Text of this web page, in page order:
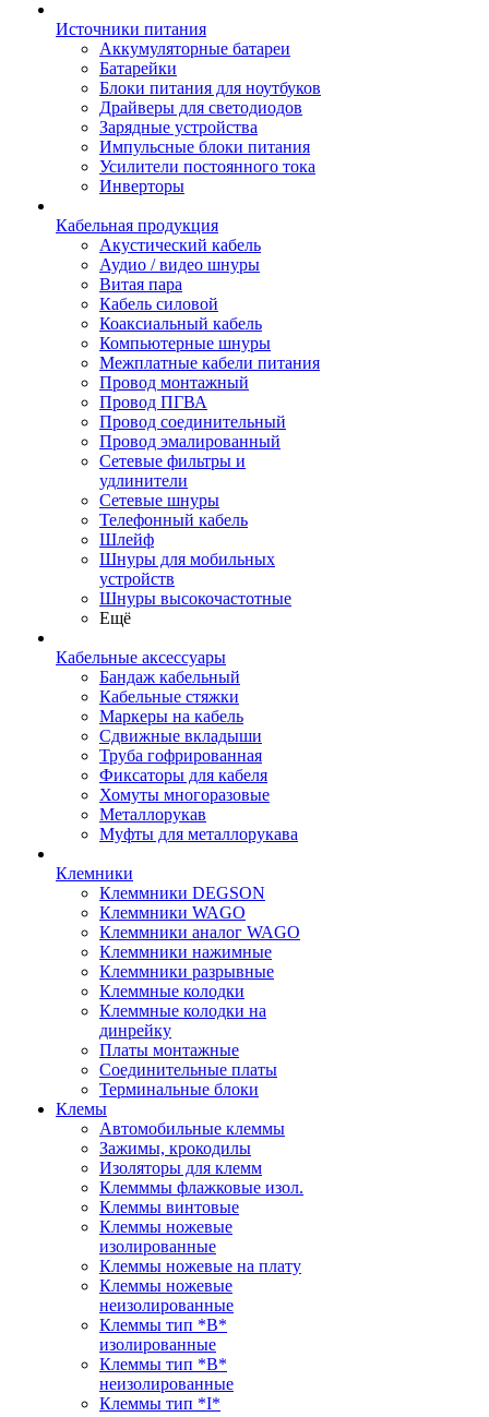
Источники питания
Аккумуляторные батареи
Батарейки
Блоки питания для ноутбуков
Драйверы для светодиодов
Зарядные устройства
Импульсные блоки питания
Усилители постоянного тока
Инверторы
Кабельная продукция
Акустический кабель
Аудио / видео шнуры
Витая пара
Кабель силовой
Коаксиальный кабель
Компьютерные шнуры
Межплатные кабели питания
Провод монтажный
Провод ПГВА
Провод соединительный
Провод эмалированный
Сетевые фильтры и
удлинители
Сетевые шнуры
Телефонный кабель
Шлейф
Шнуры для мобильных
устройств
Шнуры высокочастотные
Ещё
Кабельные аксессуары
Бандаж кабельный
Кабельные стяжки
Маркеры на кабель
Сдвижные вкладыши
Труба гофрированная
Фиксаторы для кабеля
Хомуты многоразовые
Металлорукав
Муфты для металлорукава
Клемники
Клеммники DEGSON
Клеммники WAGO
Клеммники аналог WAGO
Клеммники нажимные
Клеммники разрывные
Клеммные колодки
Клеммные колодки на
динрейку
Платы монтажные
Соединительные платы
Терминальные блоки
Клемы
Автомобильные клеммы
Зажимы, крокодилы
Изоляторы для клемм
Клемммы флажковые изол.
Клеммы винтовые
Клеммы ножевые
изолированные
Клеммы ножевые на плату
Клеммы ножевые
неизолированные
Клеммы тип *B*
изолированные
Клеммы тип *B*
неизолированные
Клеммы тип *I*